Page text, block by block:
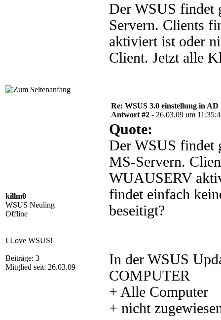
Der WSUS findet
Servern. Clients
aktiviert ist oder
Client. Jetzt alle
killm0
WSUS Neuling
Offline
I Love WSUS!
Beiträge: 3
Mitglied seit: 26.03.09
Re: WSUS 3.0 einstellung in AD
Antwort #2 - 26.03.09 um
Quote:
Der WSUS findet
MS-Servern.
WUAUSERV
findet einfach
beseitigt?
In der WSUS
COMPUTER
+ Alle Computer
+ nicht